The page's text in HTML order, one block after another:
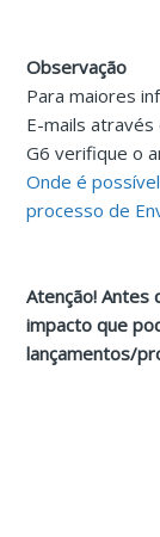
Observação
Para maiores
E-mails
G6 verifique o
Onde é
processo de
Atenção! Antes
impacto que
lançamentos/